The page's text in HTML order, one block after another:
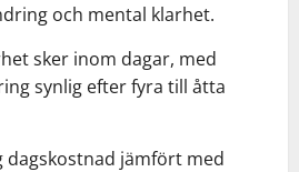
och mental klarhet.
sker inom dagar, med
synlig efter fyra till åtta
dagskostnad jämfört med